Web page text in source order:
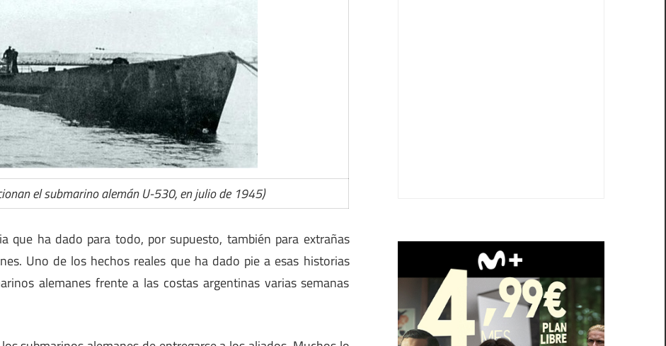
el submarino alemán U-530, en julio de 1945)
que ha dado para todo, por supuesto, también para extrañas
Uno de los hechos reales que ha dado pie a esas historias
alemanes frente a las costas argentinas varias semanas